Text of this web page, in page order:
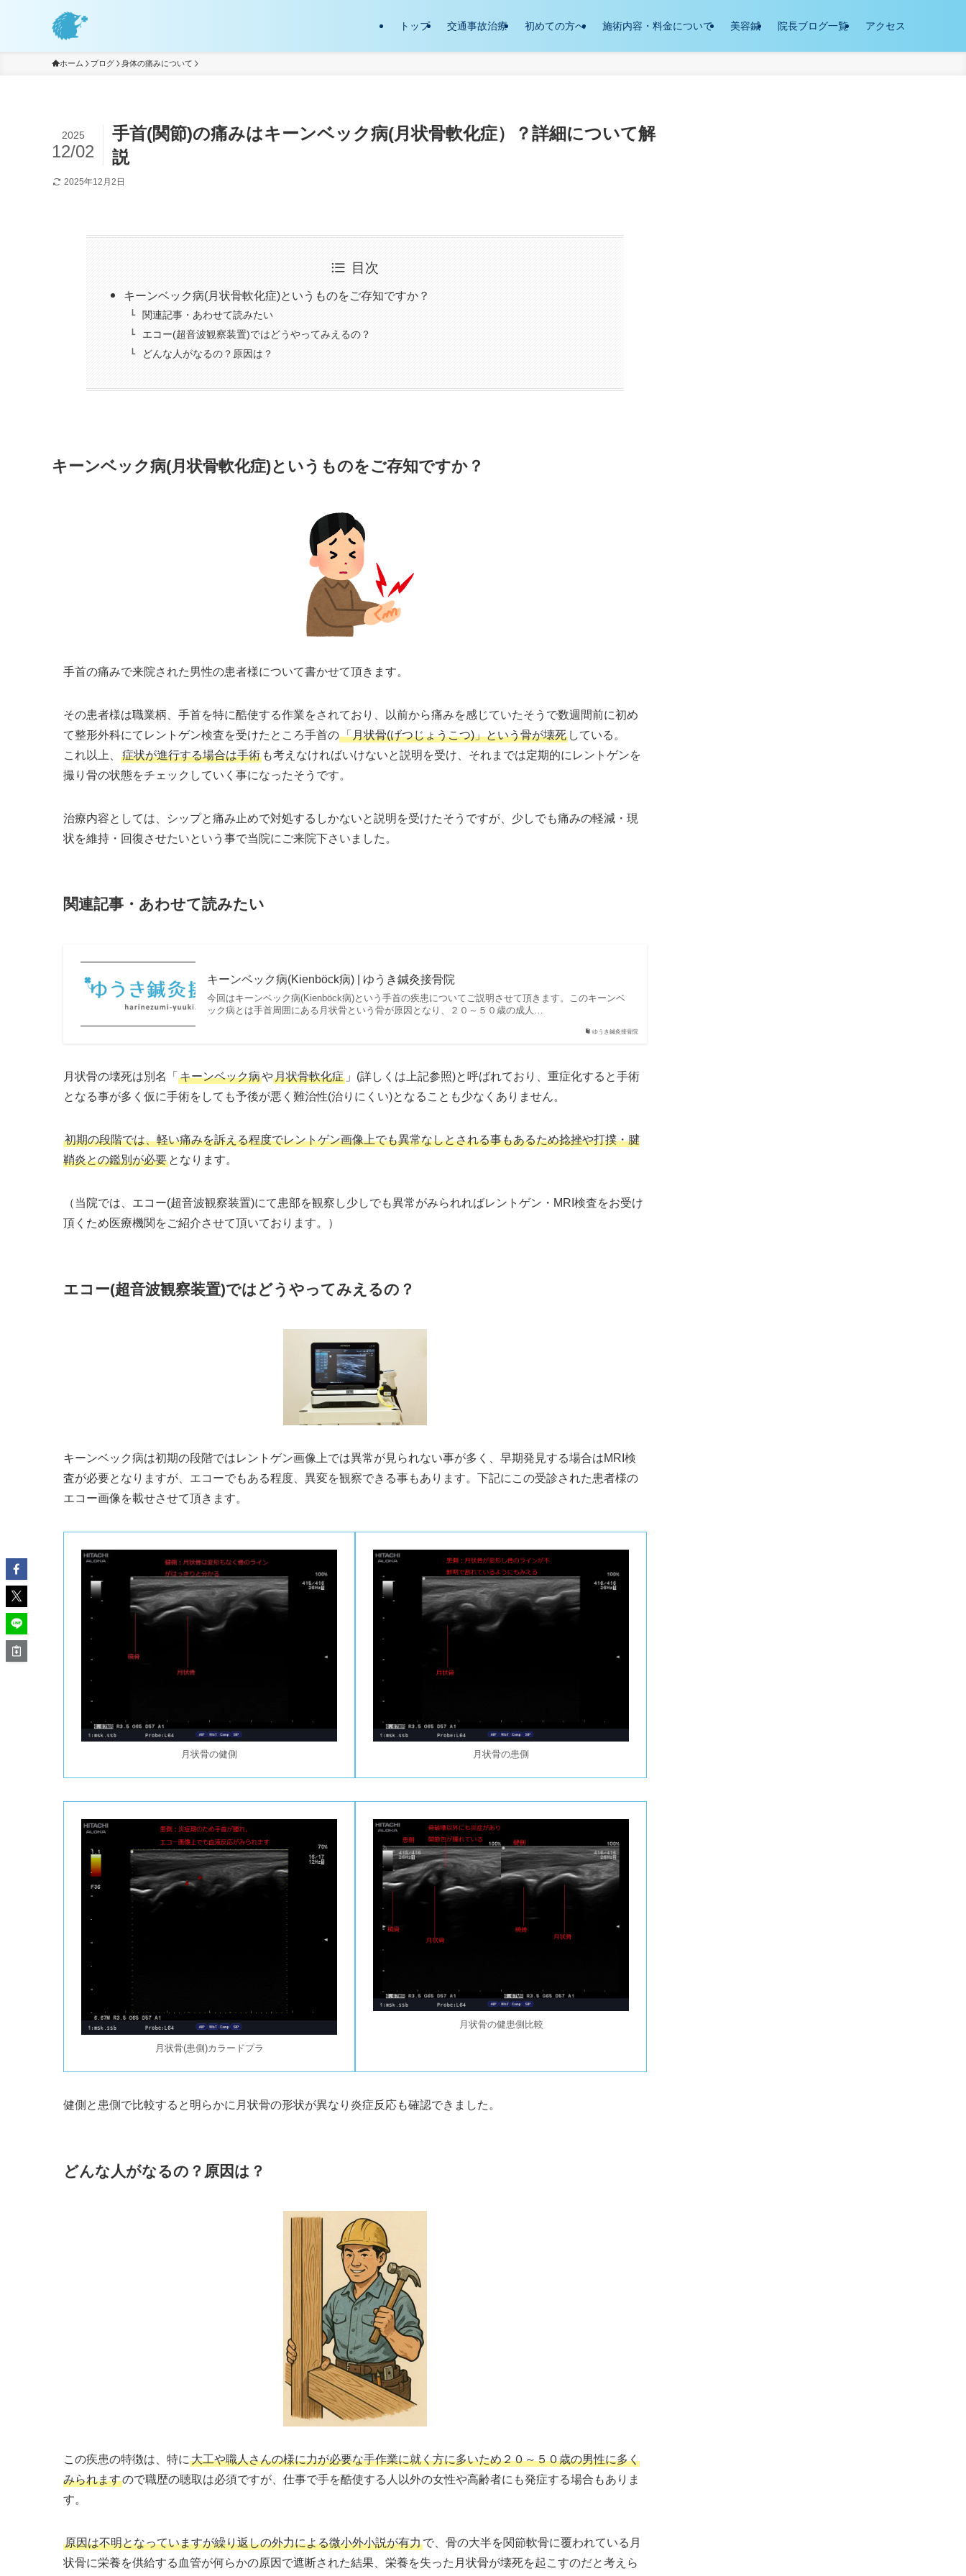
トップ 交通事故治療 初めての方へ 施術内容・料金について 美容鍼 院長ブログ一覧 アクセス
ホーム ブログ 身体の痛みについて
手首(関節)の痛みはキーンベック病(月状骨軟化症）？詳細について解
説
2025
12/02
2025年12月2日
目次
キーンベック病(月状骨軟化症)というものをご存知ですか？
関連記事・あわせて読みたい
エコー(超音波観察装置)ではどうやってみえるの？
どんな人がなるの？原因は？
キーンベック病(月状骨軟化症)というものをご存知ですか？
手首の痛みで来院された男性の患者様について書かせて頂きます。
その患者様は職業柄、手首を特に酷使する作業をされており、以前から痛みを感じていたそうで数週間前に初め
て整形外科にてレントゲン検査を受けたところ手首の「月状骨(げつじょうこつ)」という骨が壊死 している。
これ以上、
症状が進行する場合は手術 も考えなければいけないと説明を受け、それまでは定期的にレントゲンを
撮り骨の状態をチェックしていく事になったそうです。
治療内容としては、シップと痛み止めで対処するしかないと説明を受けたそうですが、少しでも痛みの軽減・現
状を維持・回復させたいという事で当院にご来院下さいました。
関連記事・あわせて読みたい
ゆうき鍼灸接骨院
キーンベック病(Kienböck病) | ゆうき鍼灸接骨院
今回はキーンベック病(Kienböck病)という手首の疾患についてご説明させて頂きます。このキーンベ
ック病とは手首周囲にある月状骨という骨が原因となり、２０～５０歳の成人…
月状骨の壊死は別名「 キーンベック病や月状骨軟化症 」(詳しくは上記参照)と呼ばれており、重症化すると手術
となる事が多く仮に手術をしても予後が悪く難治性(治りにくい)となることも少なくありません。
初期の段階では、軽い痛みを訴える程度でレントゲン画像上でも異常なしとされる事もあるため捻挫や打撲・腱
鞘炎との鑑別が必要 となります。
（当院では、エコー(超音波観察装置)にて患部を観察し少しでも異常がみられればレントゲン・MRI検査をお受け
頂くため医療機関をご紹介させて頂いております。）
エコー(超音波観察装置)ではどうやってみえるの？
キーンベック病は初期の段階ではレントゲン画像上では異常が見られない事が多く、早期発見する場合はMRI検
査が必要となりますが、エコーでもある程度、異変を観察できる事もあります。下記にこの受診された患者様の
エコー画像を載せさせて頂きます。
月状骨の健側 月状骨の患側
月状骨(患側)カラードプラ
月状骨の健患側比較
健側と患側で比較すると明らかに月状骨の形状が異なり炎症反応も確認できました。
どんな人がなるの？原因は？
この疾患の特徴は、特に 大工や職人さんの様に力が必要な手作業に就く方に多いため２０～５０歳の男性に多く
みられますので職歴の聴取は必須ですが、仕事で手を酷使する人以外の女性や高齢者にも発症する場合もありま
す。
原因は不明となっていますが繰り返しの外力による微小外小説が有力で、骨の大半を関節軟骨に覆われている月
状骨に栄養を供給する血管が何らかの原因で遮断された結果、栄養を失った月状骨が壊死を起こすのだと考えら